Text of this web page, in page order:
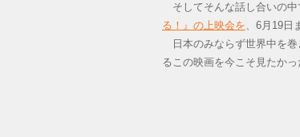
そしてそんな話し合いの中
る！』の上映会を、6月19日
日本のみならず世界中を巻
るこの映画を今こそ見たかっ